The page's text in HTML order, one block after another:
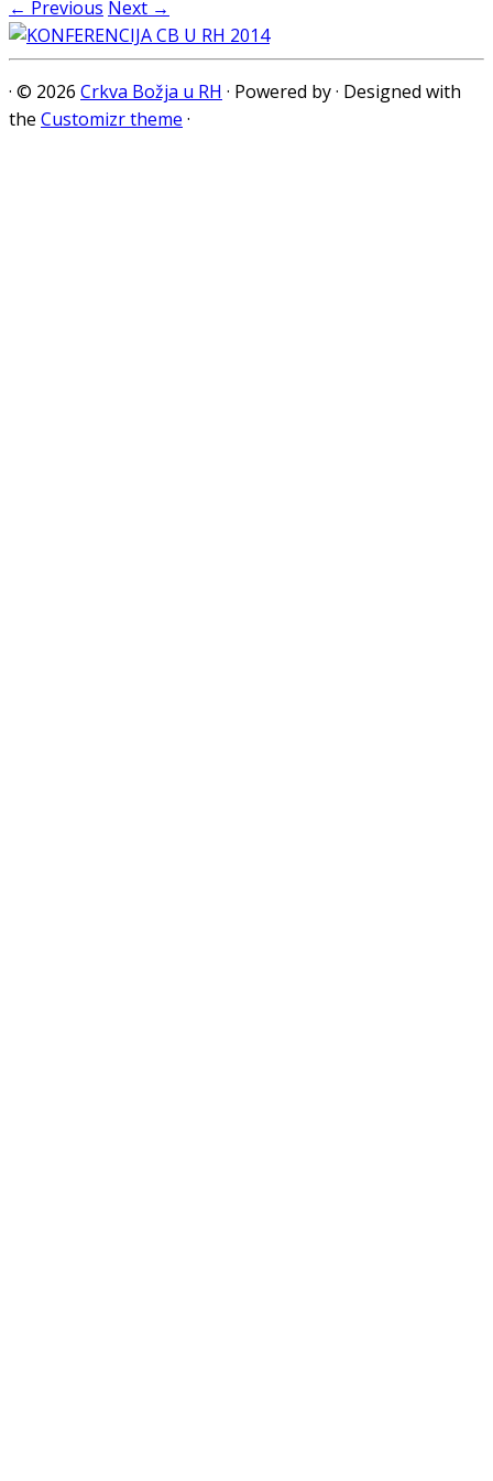
← Previous Next →
· © 2026 Crkva Božja u RH · Powered by· Designed with
the Customizr theme ·